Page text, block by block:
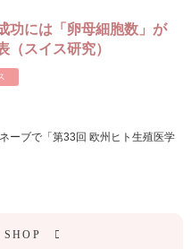
功には「卵母細胞数」が
（スイス研究）
ーブで「第33回 欧州ヒト生殖医学